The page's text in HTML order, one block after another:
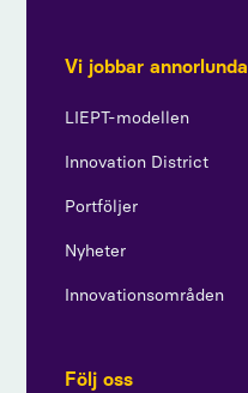
Vi jobbar annorlunda
LIEPT-modellen
Innovation District
Portföljer
Nyheter
Innovationsområden
Följ oss